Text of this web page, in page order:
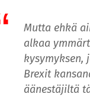
Mutta ehkä
alkaa
kysymyksen,
Brexit
äänestäjiltä